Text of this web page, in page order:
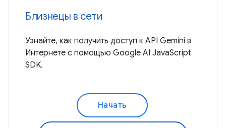
Близнецы в сети
Узнайте, как получить доступ к API Gemini в
Интернете с помощью Google AI JavaScript
SDK.
Начать